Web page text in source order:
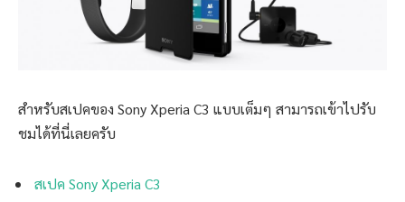
สำหรับสเปคของ Sony Xperia C3 แบบเต็มๆ สามารถเข้าไปรับ
ชมได้ที่นี่เลยครับ
สเปค Sony Xperia C3